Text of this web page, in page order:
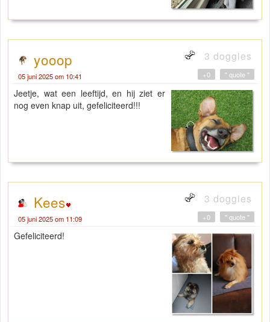
yooop 3 doggies
05 juni 2025 om 10:41 " quote "
+0
Jeetje, wat een leeftijd, en hij ziet er
nog even knap uit, gefeliciteerd!!!
Kees 3 doggies
05 juni 2025 om 11:09 " quote "
+0
Gefeliciteerd!